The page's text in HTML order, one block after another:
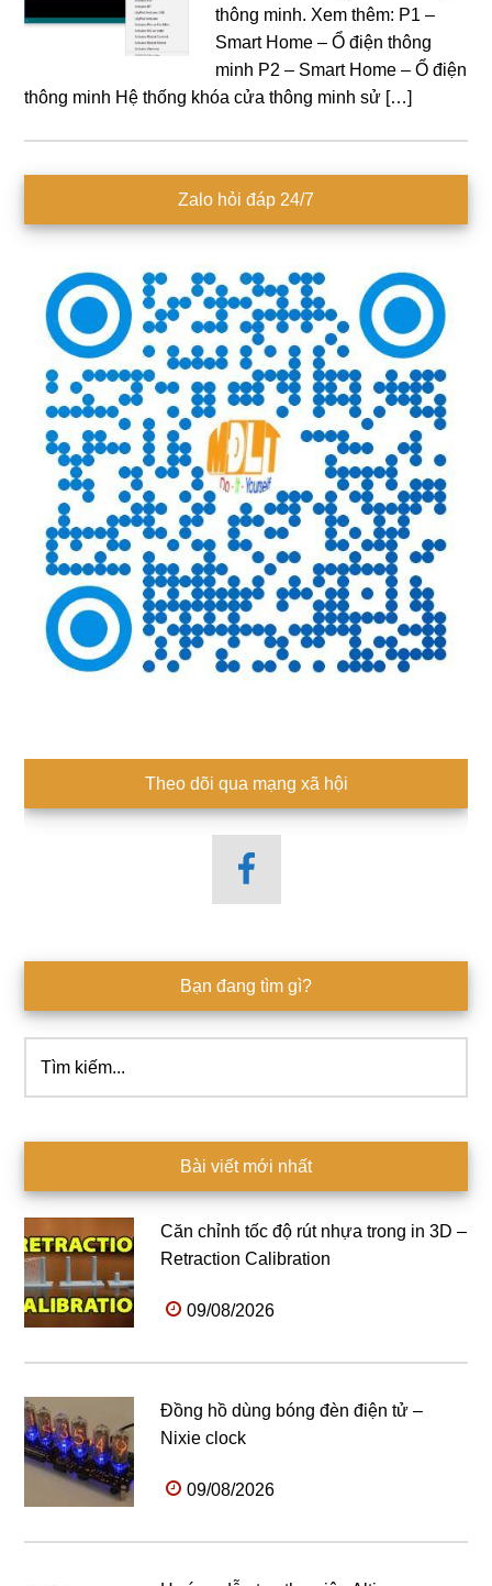
thông minh. Xem thêm: P1 –
Smart Home – Ổ điện thông
minh P2 – Smart Home – Ổ điện
thông minh Hệ thống khóa cửa thông minh sử […]
chính
Zalo hỏi đáp 24/7
Theo dõi qua mạng xã hội
Bạn đang tìm gì?
kiếm...
Bài viết mới nhất
Căn chỉnh tốc độ rút nhựa trong in 3D –
Retraction Calibration
09/08/2026
Đồng hồ dùng bóng đèn điện tử –
Nixie clock
09/08/2026